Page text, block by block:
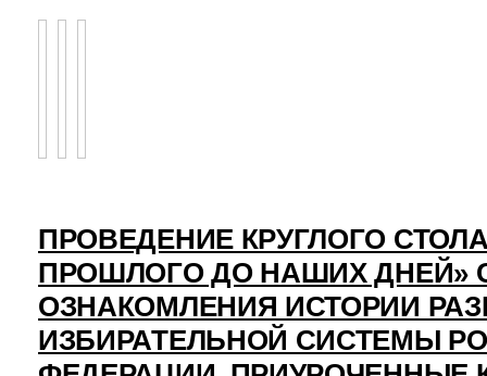
ПРОВЕДЕНИЕ КРУГЛОГО
ПРОШЛОГО ДО НАШИХ ДНЕЙ»
ОЗНАКОМЛЕНИЯ ИСТОРИИ
ИЗБИРАТЕЛЬНОЙ СИСТЕМЫ